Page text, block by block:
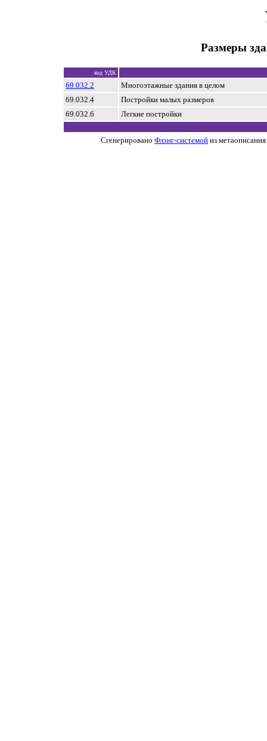
Размеры
код УДК
69.032.2
Многоэтажные здания в целом
69.032.4
Постройки малых размеров
69.032.6
Легкие постройки
Сгенерировано Флэнг-системой из